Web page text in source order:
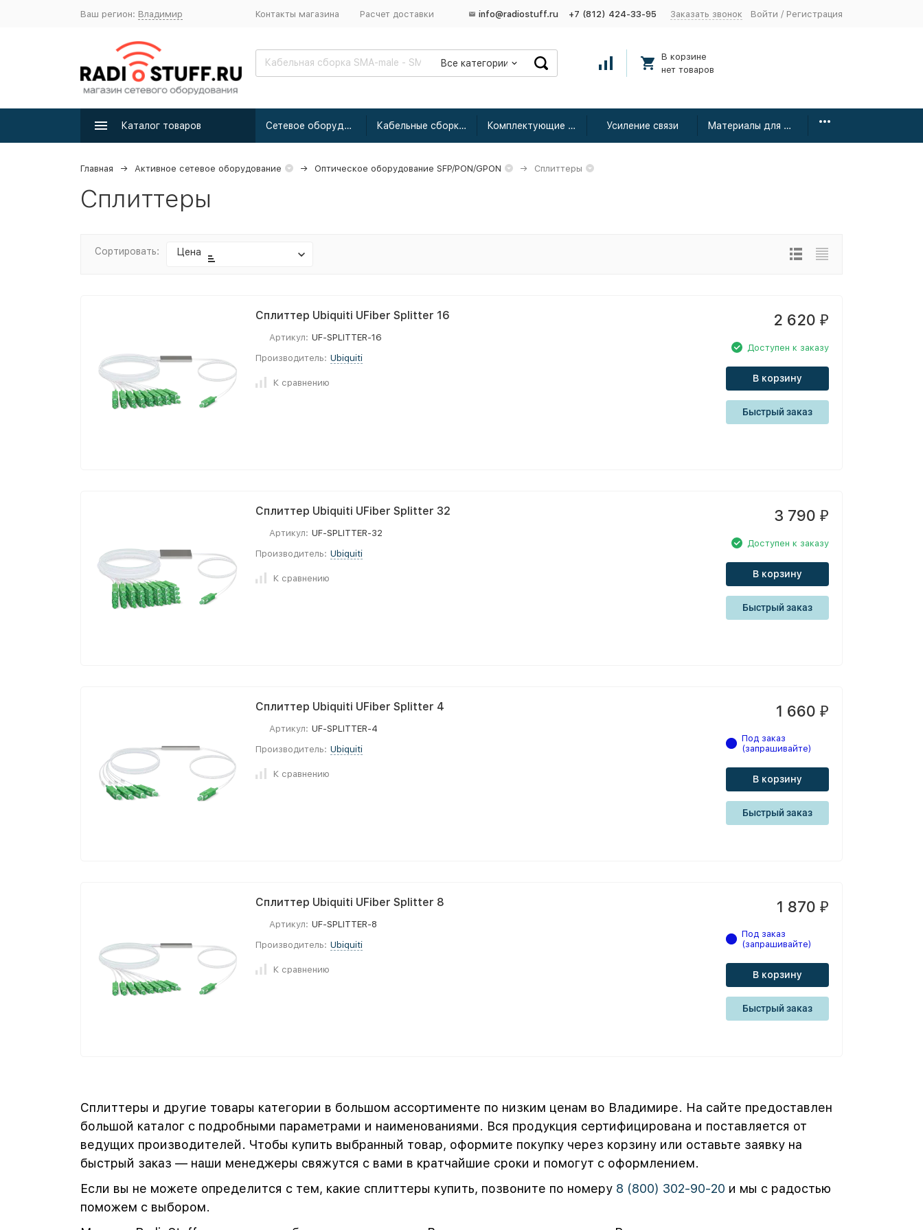
Ваш регион: Владимир Контакты магазина Расчет доставки info@radiostuff.ru +7 (812) 424-33-95 Заказать звонок Войти / Регистрация
Все категории
В корзине
нет товаров
Каталог товаров Сетевое оборудование Кабельные сборки радиочастотные Комплектующие для усиления Усиление связи Материалы для монтажа
Главная Активное сетевое оборудование Оптическое оборудование SFP/PON/GPON Сплиттеры
Сплиттеры
Сортировать: Цена
Сплиттер Ubiquiti UFiber Splitter 16
Артикул: UF-SPLITTER-16
Производитель: Ubiquiti
К сравнению
2 620 ₽
Доступен к заказу
В корзину
Быстрый заказ
Сплиттер Ubiquiti UFiber Splitter 32
Артикул: UF-SPLITTER-32
Производитель: Ubiquiti
К сравнению
3 790 ₽
Доступен к заказу
В корзину
Быстрый заказ
Сплиттер Ubiquiti UFiber Splitter 4
Артикул: UF-SPLITTER-4
Производитель: Ubiquiti
К сравнению
1 660 ₽
Под заказ
(запрашивайте)
В корзину
Быстрый заказ
Сплиттер Ubiquiti UFiber Splitter 8
Артикул: UF-SPLITTER-8
Производитель: Ubiquiti
К сравнению
1 870 ₽
Под заказ
(запрашивайте)
В корзину
Быстрый заказ
Сплиттеры и другие товары категории в большом ассортименте по низким ценам во Владимире. На сайте предоставлен
большой каталог с подробными параметрами и наименованиями. Вся продукция сертифицирована и поставляется от
ведущих производителей. Чтобы купить выбранный товар, оформите покупку через корзину или оставьте заявку на
быстрый заказ — наши менеджеры свяжутся с вами в кратчайшие сроки и помогут с оформлением.
Если вы не можете определится с тем, какие сплиттеры купить, позвоните по номеру 8 (800) 302-90-20 и мы с радостью
поможем с выбором.